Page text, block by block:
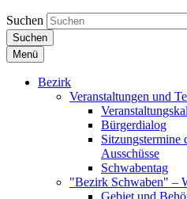
Suchen
Suchen
Menü
Bezirk
Veranstaltungen und
Bürgerdialog
Sitzungstermine
Ausschüsse
Schwabentag
"Bezirk Schwaben" –
Gebiet und